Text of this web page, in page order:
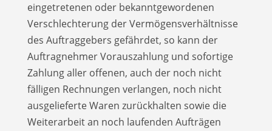
eingetretenen oder bekanntgewordenen
Verschlechterung der Vermögensverhältnisse
des Auftraggebers gefährdet, so kann der
Auftragnehmer Vorauszahlung und sofortige
Zahlung aller offenen, auch der noch nicht
fälligen Rechnungen verlangen, noch nicht
ausgelieferte Waren zurückhalten sowie die
Weiterarbeit an noch laufenden Aufträgen